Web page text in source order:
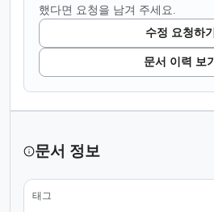
했다면 요청을 남겨 주세요.
수정 요청하기
문서 이력 보기
문서 정보
태그